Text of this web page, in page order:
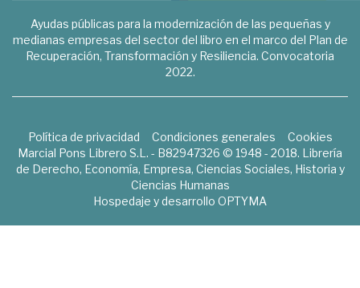
Ayudas públicas para la modernización de las pequeñas y
medianas empresas del sector del libro en el marco del Plan de
Recuperación, Transformación y Resiliencia. Convocatoria
2022.
Política de privacidad Condiciones generales
Cookies
Marcial Pons Librero S.L. - B82947326 © 1948 - 2018. Librería
de Derecho, Economía, Empresa, Ciencias Sociales, Historia y
Ciencias Humanas
Hospedaje y desarrollo OPTYMA